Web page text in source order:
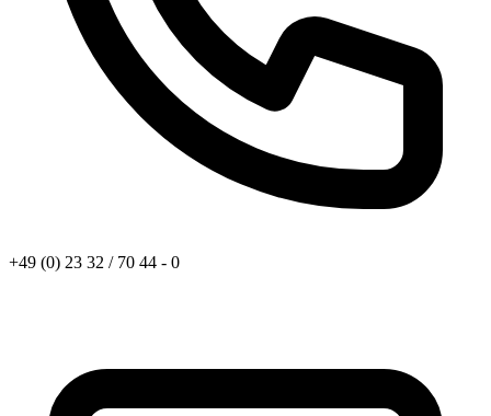
+49 (0) 23 32 / 70 44 - 0